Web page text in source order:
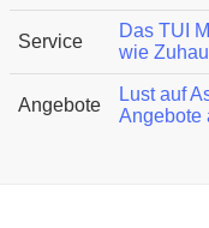
Service
Das TUI
wie
Angebote
Lust auf
Angebote